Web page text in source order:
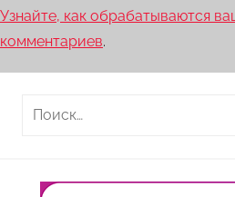
Узнайте, как обрабатываются
комментариев.
Найти: